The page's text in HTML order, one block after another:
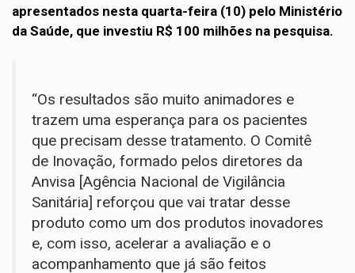
apresentados nesta quarta-feira (10) pelo Ministério
da Saúde, que investiu R$ 100 milhões na pesquisa.
“Os resultados são muito animadores e
trazem uma esperança para os pacientes
que precisam desse tratamento. O Comitê
de Inovação, formado pelos diretores da
Anvisa [Agência Nacional de Vigilância
Sanitária] reforçou que vai tratar desse
produto como um dos produtos inovadores
e, com isso, acelerar a avaliação e o
acompanhamento que já são feitos